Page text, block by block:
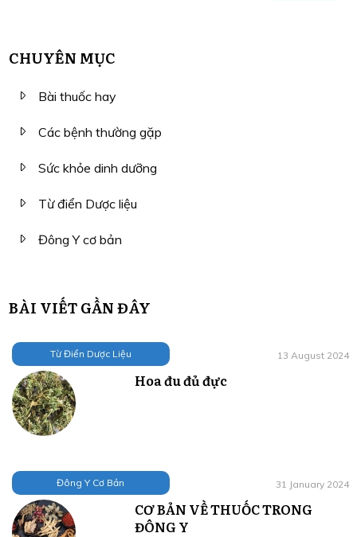
CHUYÊN MỤC
Bài thuốc hay
Các bệnh thường gặp
Sức khỏe dinh dưỡng
Từ điển Dược liệu
Đông Y cơ bản
BÀI VIẾT GẦN ĐÂY
Từ Điển Dược Liệu 13 August 2024
Hoa đu đủ đực
Đông Y Cơ Bản 31 January 2024
CƠ BẢN VỀ THUỐC TRONG
ĐÔNG Y